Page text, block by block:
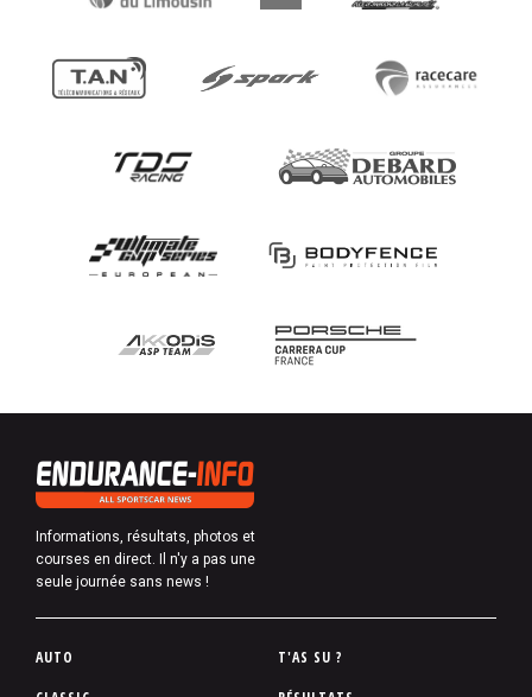
Informations, résultats, photos et
courses en direct. Il n'y a pas une
seule journée sans news !
P
AUTO
T'AS SU ?